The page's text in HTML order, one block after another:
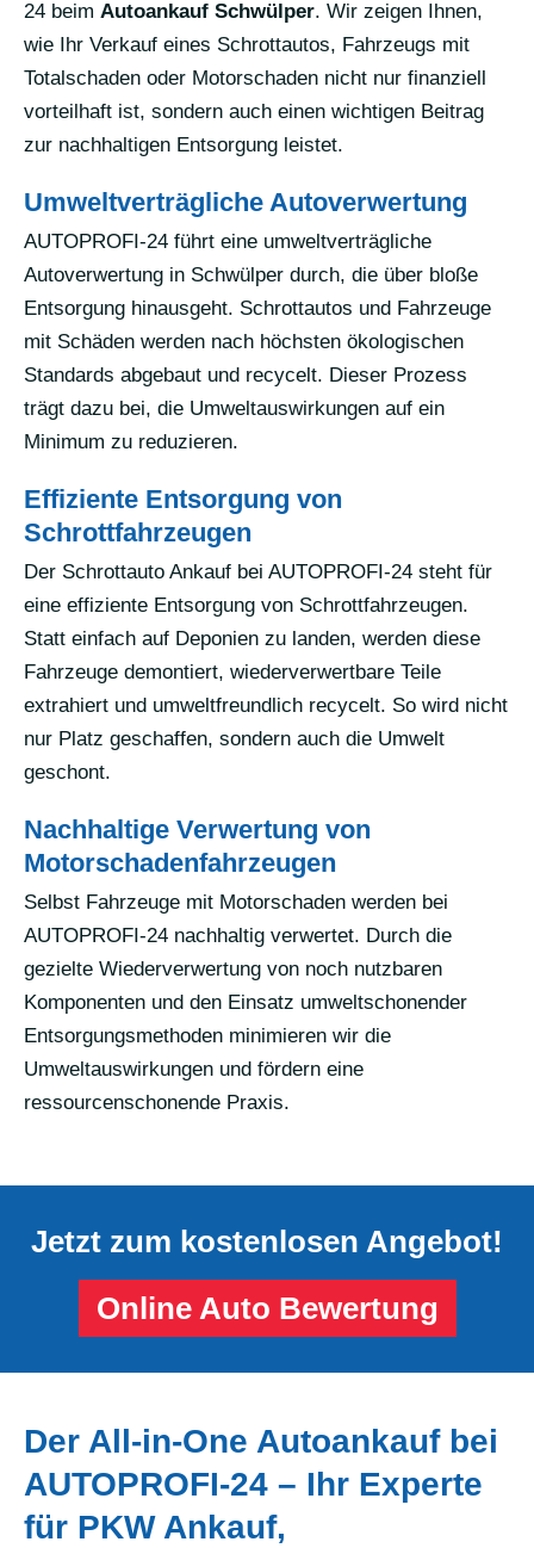
24 beim Autoankauf Schwülper. Wir zeigen Ihnen,
wie Ihr Verkauf eines Schrottautos, Fahrzeugs mit
Totalschaden oder Motorschaden nicht nur finanziell
vorteilhaft ist, sondern auch einen wichtigen Beitrag
zur nachhaltigen Entsorgung leistet.
Umweltverträgliche Autoverwertung
AUTOPROFI-24 führt eine umweltverträgliche
Autoverwertung in Schwülper durch, die über bloße
Entsorgung hinausgeht. Schrottautos und Fahrzeuge
mit Schäden werden nach höchsten ökologischen
Standards abgebaut und recycelt. Dieser Prozess
trägt dazu bei, die Umweltauswirkungen auf ein
Minimum zu reduzieren.
Effiziente Entsorgung von
Schrottfahrzeugen
Der Schrottauto Ankauf bei AUTOPROFI-24 steht für
eine effiziente Entsorgung von Schrottfahrzeugen.
Statt einfach auf Deponien zu landen, werden diese
Fahrzeuge demontiert, wiederverwertbare Teile
extrahiert und umweltfreundlich recycelt. So wird nicht
nur Platz geschaffen, sondern auch die Umwelt
geschont.
Nachhaltige Verwertung von
Motorschadenfahrzeugen
Selbst Fahrzeuge mit Motorschaden werden bei
AUTOPROFI-24 nachhaltig verwertet. Durch die
gezielte Wiederverwertung von noch nutzbaren
Komponenten und den Einsatz umweltschonender
Entsorgungsmethoden minimieren wir die
Umweltauswirkungen und fördern eine
ressourcenschonende Praxis.
Jetzt zum kostenlosen Angebot!
Online Auto Bewertung
Der All-in-One Autoankauf bei
AUTOPROFI-24 – Ihr Experte
für PKW Ankauf,